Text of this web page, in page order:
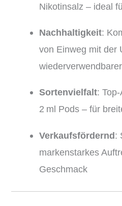
Nikotinsalz – ideal
Nachhaltigkeit:
von Einweg mit der
Sortenvielfalt:
2 ml Pods – für
Verkaufsfördernd:
markenstarkes
Geschmack